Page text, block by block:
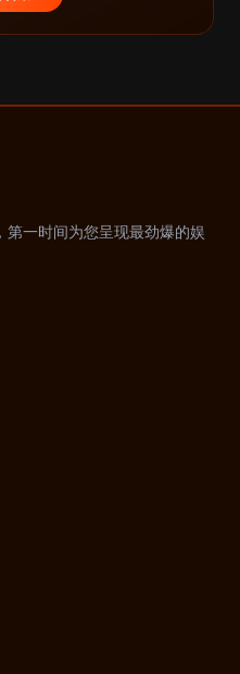
一时间为您呈现最劲爆的娱